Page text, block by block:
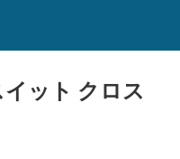
ット クロス